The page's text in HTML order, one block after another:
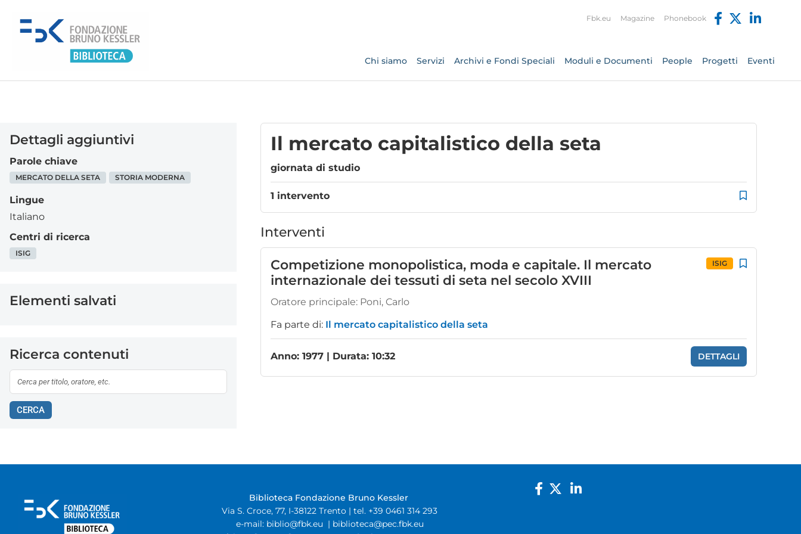
Fbk.eu Magazine Phonebook
Chi siamo Servizi Archivi e Fondi Speciali Moduli e Documenti People Progetti Eventi
Dettagli aggiuntivi
Parole chiave
MERCATO DELLA SETA STORIA MODERNA
Lingue
Italiano
Centri di ricerca
ISIG
Elementi salvati
Ricerca contenuti
CERCA
Il mercato capitalistico della seta
giornata di studio
1 intervento
Interventi
Competizione monopolistica, moda e capitale. Il mercato
internazionale dei tessuti di seta nel secolo XVIII
ISIG
Oratore principale: Poni, Carlo
Fa parte di: Il mercato capitalistico della seta
Anno: 1977 | Durata: 10:32 DETTAGLI
Biblioteca Fondazione Bruno Kessler
Via S. Croce, 77, I-38122 Trento | tel. +39 0461 314 293
e-mail: biblio@fbk.eu | biblioteca@pec.fbk.eu